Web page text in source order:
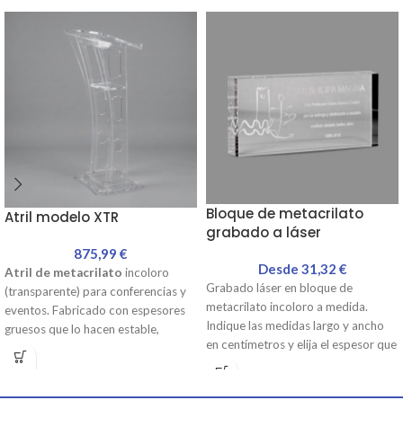
Atril modelo XTR
875,99 €
Atril de metacrilato incoloro
(transparente) para conferencias y
eventos. Fabricado con espesores
gruesos que lo hacen estable,
robusto y destacado. Incluye una
repisa y una placa frontal con
Bloque de metacrilato
grabado a láser
Desde 31,32 €
Grabado láser en bloque de
metacrilato incoloro a medida.
Indique las medidas largo y ancho
en centímetros y elija el espesor que
necesite del listado desplegable.
bloque entre horizontal y vertical.